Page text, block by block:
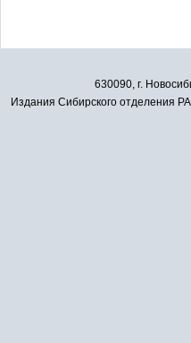
630090, г.
Издания Сибирского отделения